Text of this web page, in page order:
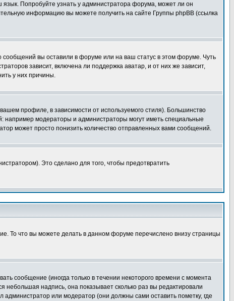
Попробуйте узнать у администратора форума, может ли он
информацию вы можете получить на сайте Группы phpBB (ссылка
сообщений вы оставили в форуме или на ваш статус в этом форуме. Чуть
зависит, включена ли поддержка аватар, и от них же зависит,
у них причины.
профиле, в зависимости от используемого стиля). Большинство
например модераторы и администраторы могут иметь специальные
может просто понизить количество отправленных вами сообщений.
Это сделано для того, чтобы предотвратить
То что вы можете делать в данном форуме перечислено внизу страницы
сообщение (иногда только в течении некоторого времени с момента
надпись, она показывает сколько раз вы редактировали
или модератор (они должны сами оставить пометку, где